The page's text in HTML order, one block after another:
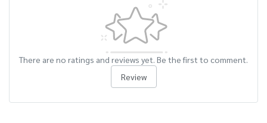
There are no ratings and reviews yet. Be the first to comment.
Review